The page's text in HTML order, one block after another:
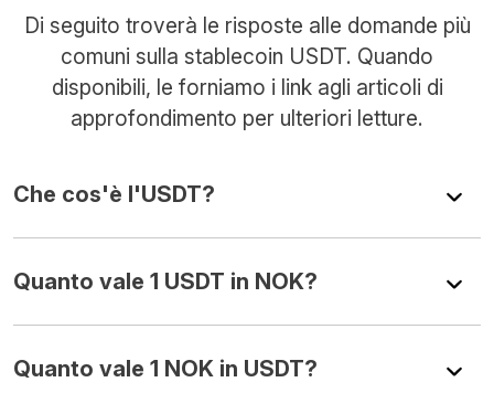
Di seguito troverà le risposte alle domande più
comuni sulla stablecoin USDT. Quando
disponibili, le forniamo i link agli articoli di
approfondimento per ulteriori letture.
Che cos'è l'USDT?
Quanto vale 1 USDT in NOK?
Quanto vale 1 NOK in USDT?